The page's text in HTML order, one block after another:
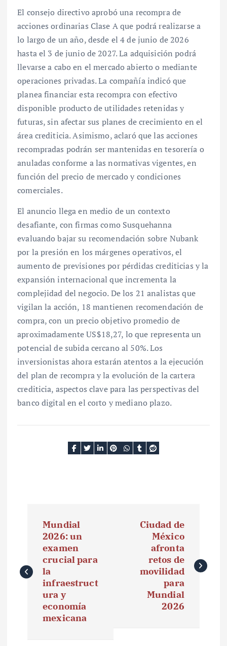
El consejo directivo aprobó una recompra de
acciones ordinarias Clase A que podrá realizarse a
lo largo de un año, desde el 4 de junio de 2026
hasta el 3 de junio de 2027. La adquisición podrá
llevarse a cabo en el mercado abierto o mediante
operaciones privadas. La compañía indicó que
planea financiar esta recompra con efectivo
disponible producto de utilidades retenidas y
futuras, sin afectar sus planes de crecimiento en el
área crediticia. Asimismo, aclaró que las acciones
recompradas podrán ser mantenidas en tesorería o
anuladas conforme a las normativas vigentes, en
función del precio de mercado y condiciones
comerciales.
El anuncio llega en medio de un contexto
desafiante, con firmas como Susquehanna
evaluando bajar su recomendación sobre Nubank
por la presión en los márgenes operativos, el
aumento de previsiones por pérdidas crediticias y la
expansión internacional que incrementa la
complejidad del negocio. De los 21 analistas que
vigilan la acción, 18 mantienen recomendación de
compra, con un precio objetivo promedio de
aproximadamente US$18,27, lo que representa un
potencial de subida cercano al 50%. Los
inversionistas ahora estarán atentos a la ejecución
del plan de recompra y la evolución de la cartera
crediticia, aspectos clave para las perspectivas del
banco digital en el corto y mediano plazo.
e
Mundial
2026: un
examen
crucial para
la
infraestruct
ura y
economía
mexicana
Ciudad de
México
afronta
retos de
movilidad
para
Mundial
2026